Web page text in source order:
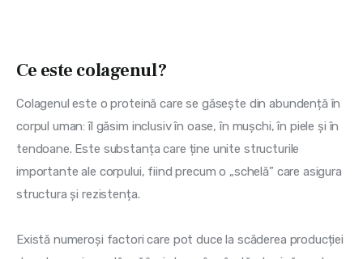
Ce este colagenul?
Colagenul este o proteină care se găsește din abundență în
corpul uman: îl găsim inclusiv în oase, în mușchi, în piele și în
tendoane. Este substanța care ține unite structurile
importante ale corpului, fiind precum o „schelă” care asigura
structura și rezistența.
Există numeroși factori care pot duce la scăderea producției